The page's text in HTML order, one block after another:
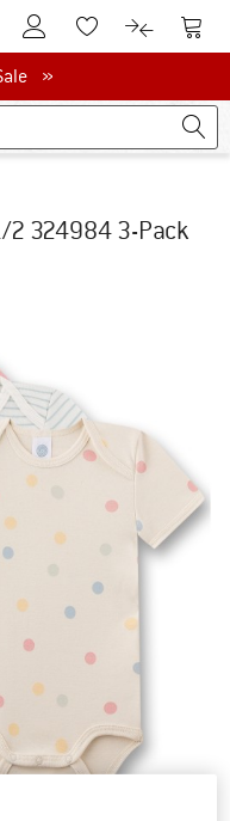
Zum KundenkontoZum Merkzettel.
Zum Zum
»
2 324984 3-Pack